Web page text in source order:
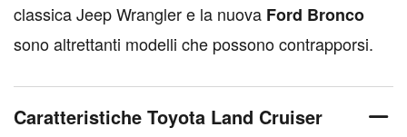
classica Jeep Wrangler e la nuova Ford Bronco
sono altrettanti modelli che possono contrapporsi.
Caratteristiche Toyota Land Cruiser